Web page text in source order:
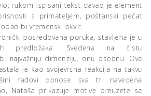
rukom ispisani tekst davao je element
s primateljem, poštanski pečat
bi vremenski okvir.
posredovana poruka, stavljena je u
predložaka. Svedena na čistu
najvažniju dimenziju, onu osobnu. Ova
je kao svojevrsna reakcija na takvu
radovi donose sva tri navedena
Nataša prikazuje motive preuzete sa